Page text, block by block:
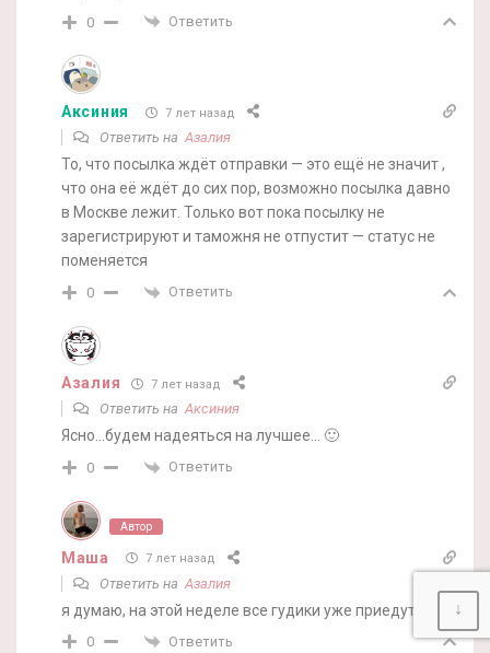
0 Ответить
Аксиния 7 лет назад
Ответить наАзалия
То, что посылка ждёт отправки — это ещё не значит ,
что она её ждёт до сих пор, возможно посылка давно
в Москве лежит. Только вот пока посылку не
зарегистрируют и таможня не отпустит — статус не
поменяется
0 Ответить
Азалия 7 лет назад
Ответить наАксиния
Ясно…будем надеяться на лучшее… 🙂
0 Ответить
Автор
Маша 7 лет назад
Ответить на Азалия
я думаю, на этой неделе все гудики уже приедут)))
0 Ответить
↓